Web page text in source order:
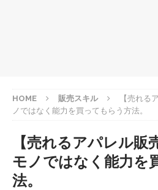
HOME 販売スキル
【売れる
ノではなく能力を買ってもらう方法。
【売れるアパレル販
モノではなく能力を
法。